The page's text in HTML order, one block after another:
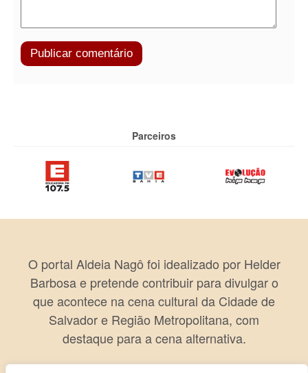
Parceiros
O portal Aldeia Nagô foi idealizado por Helder
Barbosa e pretende contribuir para divulgar o
que acontece na cena cultural da Cidade de
Salvador e Região Metropolitana, com
destaque para a cena alternativa.